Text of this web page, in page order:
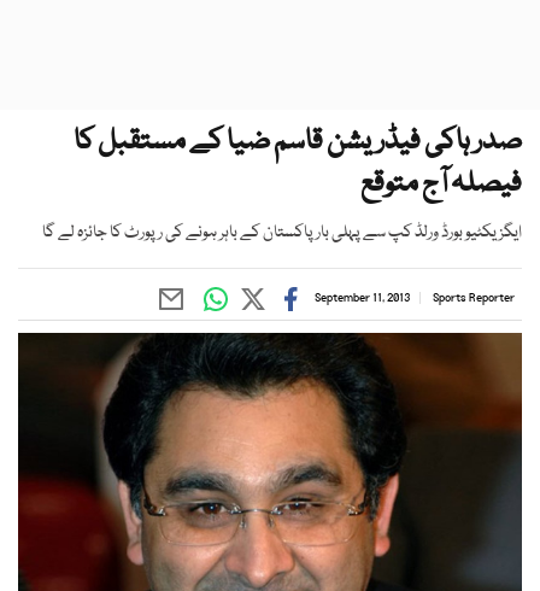
صدر ہاکی فیڈریشن قاسم ضیا کے مستقبل کا
فیصلہ آج متوقع
ایگزیکٹیو بورڈ ورلڈ کپ سے پہلی بار پاکستان کے باہر ہونے کی رپورٹ کا جائزہ لے گا
Sports Reporter
September 11, 2013